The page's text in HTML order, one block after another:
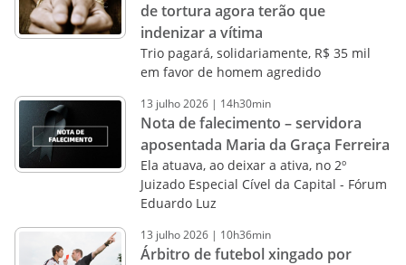
de tortura agora terão que
indenizar a vítima
Trio pagará, solidariamente, R$ 35 mil
em favor de homem agredido
13 julho2026 | 14h30min
Nota de falecimento – servidora
aposentada Maria da Graça Ferreira
Ela atuava, ao deixar a ativa, no 2º
Juizado Especial Cível da Capital - Fórum
Eduardo Luz
13 julho2026 | 10h36min
Árbitro de futebol xingado por